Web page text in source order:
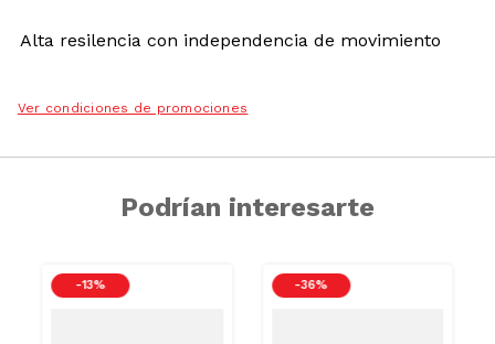
Alta resilencia con independencia de movimiento
Ver condiciones de promociones
Podrían interesarte
-13 % -36 %